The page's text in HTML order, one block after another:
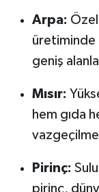
Arpa:
üretiminde
geniş
Mısır:
hem gıda
Pirinç:
pirinç,